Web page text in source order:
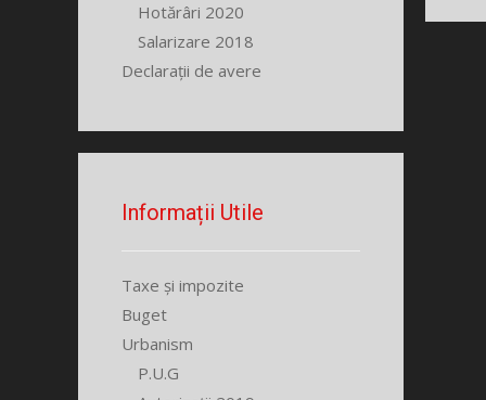
Hotărâri 2020
Salarizare 2018
Declarații de avere
Informații Utile
Taxe și impozite
Buget
Urbanism
P.U.G